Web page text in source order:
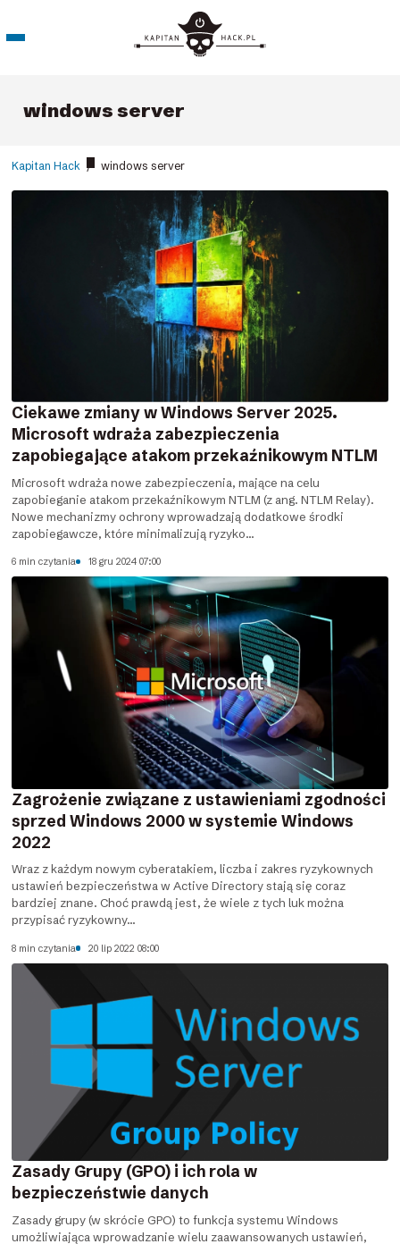
windows server
Kapitan Hack / windows server
Ciekawe zmiany w Windows Server 2025.
Microsoft wdraża zabezpieczenia
zapobiegające atakom przekaźnikowym NTLM
Microsoft wdraża nowe zabezpieczenia, mające na celu
zapobieganie atakom przekaźnikowym NTLM (z ang. NTLM Relay).
Nowe mechanizmy ochrony wprowadzają dodatkowe środki
zapobiegawcze, które minimalizują ryzyko...
6 min czytania 18 gru 2024 07:00
Zagrożenie związane z ustawieniami zgodności
sprzed Windows 2000 w systemie Windows
2022
Wraz z każdym nowym cyberatakiem, liczba i zakres ryzykownych
ustawień bezpieczeństwa w Active Directory stają się coraz
bardziej znane. Choć prawdą jest, że wiele z tych luk można
przypisać ryzykowny...
8 min czytania 20 lip 2022 08:00
Zasady Grupy (GPO) i ich rola w
bezpieczeństwie danych
Zasady grupy (w skrócie GPO) to funkcja systemu Windows
umożliwiająca wprowadzanie wielu zaawansowanych ustawień,